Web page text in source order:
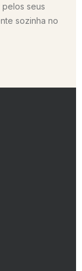
pelos seus
sozinha no